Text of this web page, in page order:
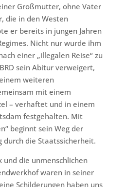
Großmutter, ohne Vater
die in den Westen
er bereits in jungen Jahren
Nicht nur wurde ihm
einer „illegalen Reise“ zu
sein Abitur verweigert,
weiteren
mit einem
– verhaftet und in einem
festgehalten. Mit
beginnt sein Weg der
durch die Staatssicherheit.
und die unmenschlichen
waren in seiner
Schilderungen haben uns